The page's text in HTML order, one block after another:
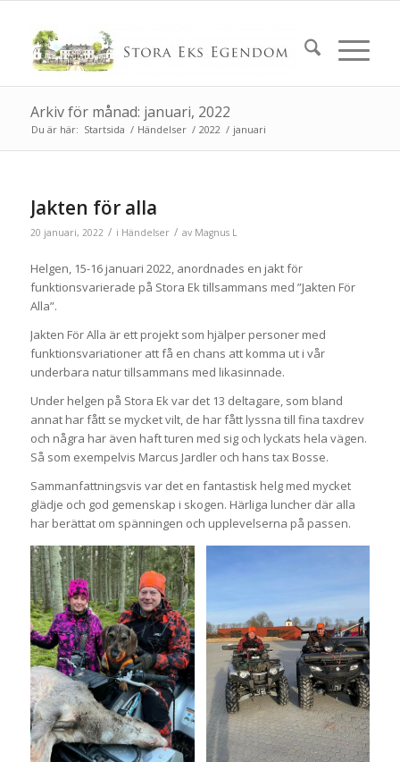
Arkiv för månad: januari, 2022
Du är här: Startsida / Händelser / 2022 / januari
Jakten för alla
20 januari, 2022 / i Händelser / av Magnus L
Helgen, 15-16 januari 2022, anordnades en jakt för
funktionsvarierade på Stora Ek tillsammans med ”Jakten För
Alla”.
Jakten För Alla är ett projekt som hjälper personer med
funktionsvariationer att få en chans att komma ut i vår
underbara natur tillsammans med likasinnade.
Under helgen på Stora Ek var det 13 deltagare, som bland
annat har fått se mycket vilt, de har fått lyssna till fina taxdrev
och några har även haft turen med sig och lyckats hela vägen.
Så som exempelvis Marcus Jardler och hans tax Bosse.
Sammanfattningsvis var det en fantastisk helg med mycket
glädje och god gemenskap i skogen. Härliga luncher där alla
har berättat om spänningen och upplevelserna på passen.